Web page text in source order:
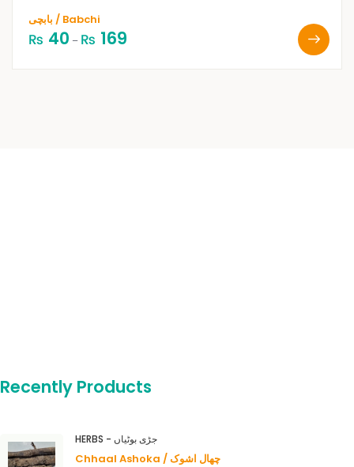
بابچی / Babchi
₨ 40 – ₨ 169
Recently Products
HERBS - جڑی بوٹیاں
Chhaal Ashoka / چھال اشوک